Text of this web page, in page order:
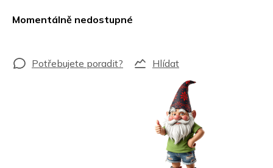
Momentálně nedostupné
Hlídat